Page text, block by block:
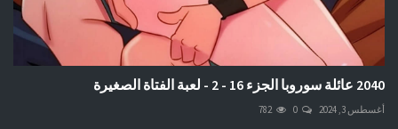
2040 عائلة سوروبا الجزء 16 - 2 - لعبة الفتاة الصغيرة
أغسطس 3, 2024 0
782